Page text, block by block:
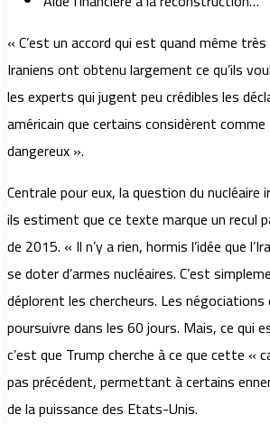
« C’est un accord qui est quand même
Iraniens ont obtenu largement ce qu’ils
les experts qui jugent peu crédibles les
américain que certains considèrent
dangereux ».
Centrale pour eux, la question du
ils estiment que ce texte marque un recul
de 2015. « Il n’y a rien, hormis l’idée que
se doter d’armes nucléaires. C’est
déplorent les chercheurs. Les
poursuivre dans les 60 jours. Mais, ce qui
c’est que Trump cherche à ce que cette «
pas précédent, permettant à certains
de la puissance des Etats-Unis.